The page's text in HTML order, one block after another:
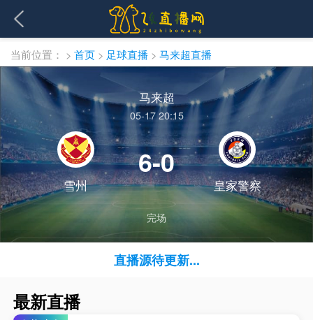
当前位置： > 首页 > 足球直播 > 马来超直播
马来超
05-17 20:15
雪州
6-0
皇家警察
完场
直播源待更新...
最新直播